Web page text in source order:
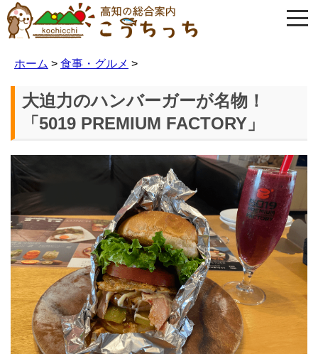
ホーム > 食事・グルメ >
大迫力のハンバーガーが名物！
「5019 PREMIUM FACTORY」